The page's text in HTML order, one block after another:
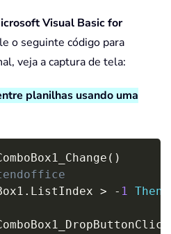
Visual Basic for
o seguinte código para
veja a captura de tela:
planilhas usando uma
( )
. ListIndex > - 1 Then
Copy